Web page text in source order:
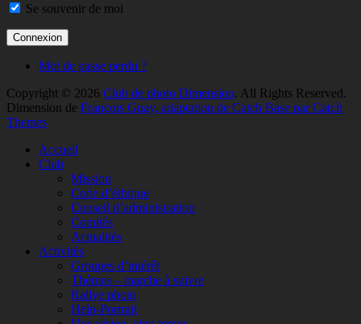
Se souvenir de moi
Mot de passe perdu ?
Copyright © 2026 Club de photo Dimension. All Rights Reserved.
Dimension de François Guay, adaptation de Catch Base par Catch
Themes
remonterAccueil
Club
Mission
Code d’éthique
Conseil d’administration
Comités
Actualités
Activités
Groupes d’intérêt
Thèmes – marche à suivre
Rallye photo
Help-Portrait